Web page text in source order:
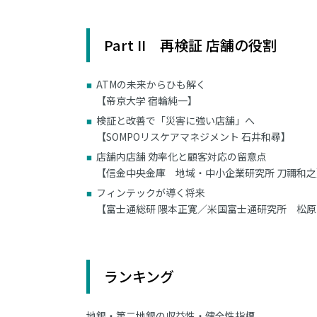
Part II 再検証 店舗の役割
ATMの未来からひも解く
【帝京大学 宿輪純一】
検証と改善で「災害に強い店舗」へ
【SOMPOリスケアマネジメント 石井和尋】
店舗内店舗 効率化と顧客対応の留意点
【信金中央金庫 地域・中小企業研究所 刀禰和之
フィンテックが導く将来
【富士通総研 隈本正寛／米国富士通研究所 松原
ランキング